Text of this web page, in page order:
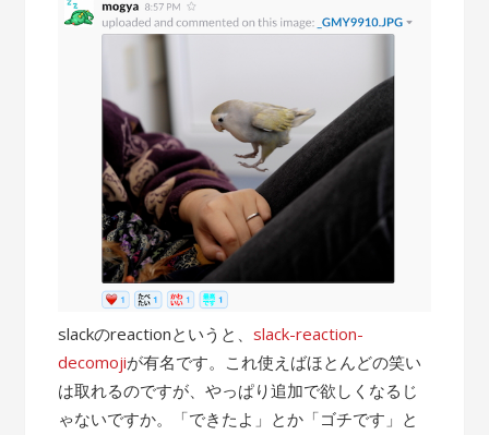
slackのreactionというと、slack-reaction-
decomojiが有名です。これ使えばほとんどの笑い
は取れるのですが、やっぱり追加で欲しくなるじ
ゃないですか。「できたよ」とか「ゴチです」と